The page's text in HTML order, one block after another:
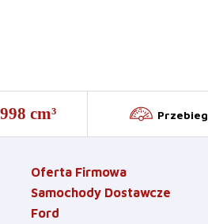
cm³ Przebieg
Oferta Firmowa
Samochody Dostawcze
Ford